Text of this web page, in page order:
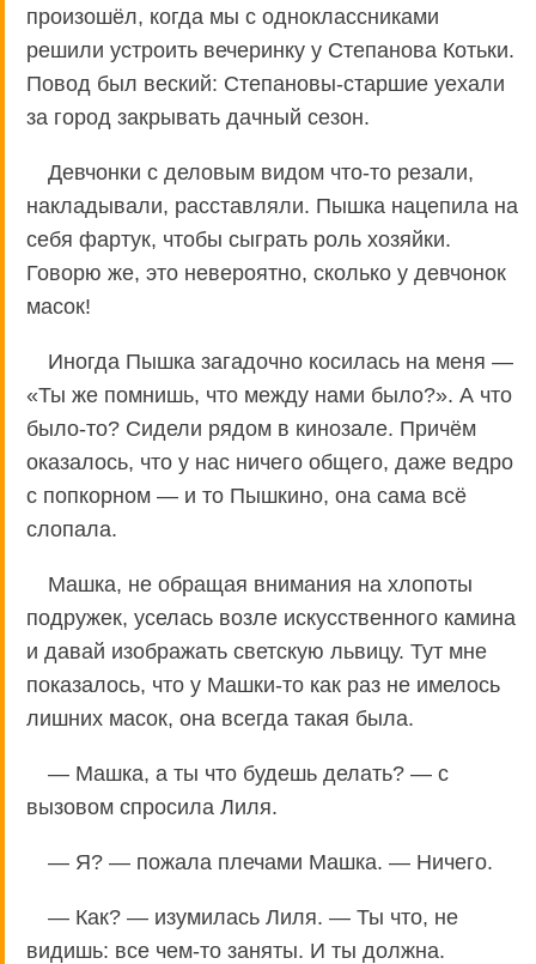
произошёл, когда мы с одноклассниками
решили устроить вечеринку у Степанова Котьки.
Повод был веский: Степановы-старшие уехали
за город закрывать дачный сезон.
Девчонки с деловым видом что-то резали,
накладывали, расставляли. Пышка нацепила на
себя фартук, чтобы сыграть роль хозяйки.
Говорю же, это невероятно, сколько у девчонок
масок!
Иногда Пышка загадочно косилась на меня —
«Ты же помнишь, что между нами было?». А что
было-то? Сидели рядом в кинозале. Причём
оказалось, что у нас ничего общего, даже ведро
с попкорном — и то Пышкино, она сама всё
слопала.
Машка, не обращая внимания на хлопоты
подружек, уселась возле искусственного камина
и давай изображать светскую львицу. Тут мне
показалось, что у Машки-то как раз не имелось
лишних масок, она всегда такая была.
— Машка, а ты что будешь делать? — с
вызовом спросила Лиля.
— Я? — пожала плечами Машка. — Ничего.
— Как? — изумилась Лиля. — Ты что, не
видишь: все чем-то заняты. И ты должна.